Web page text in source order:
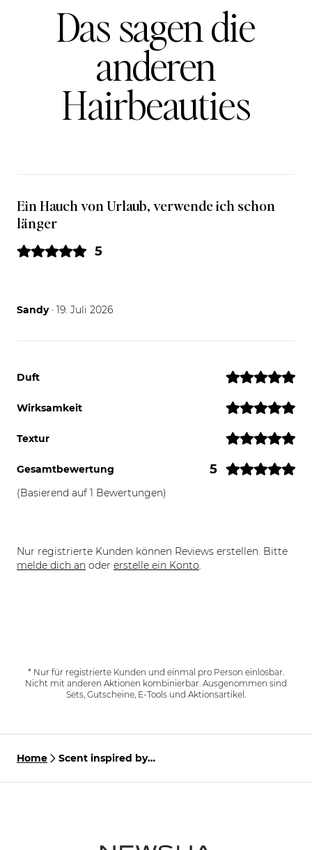
Das sagen die
anderen
Hairbeauties
Ein Hauch von Urlaub, verwende ich schon
länger
5
Sandy 19.07.26
· 19. Juli 2026
Duft
Wirksamkeit
Textur
Gesamtbewertung 5
(Basierend auf 1 Bewertungen)
Nur registrierte Kunden können Reviews erstellen. Bitte
melde dich an oder erstelle ein Konto
* Nur für registrierte Kunden und einmal pro Person einlösbar.
Nicht mit anderen Aktionen kombinierbar. Ausgenommen sind
Sets, Gutscheine, E-Tools und Aktionsartikel.
Home
Scent inspired by
Shampoo